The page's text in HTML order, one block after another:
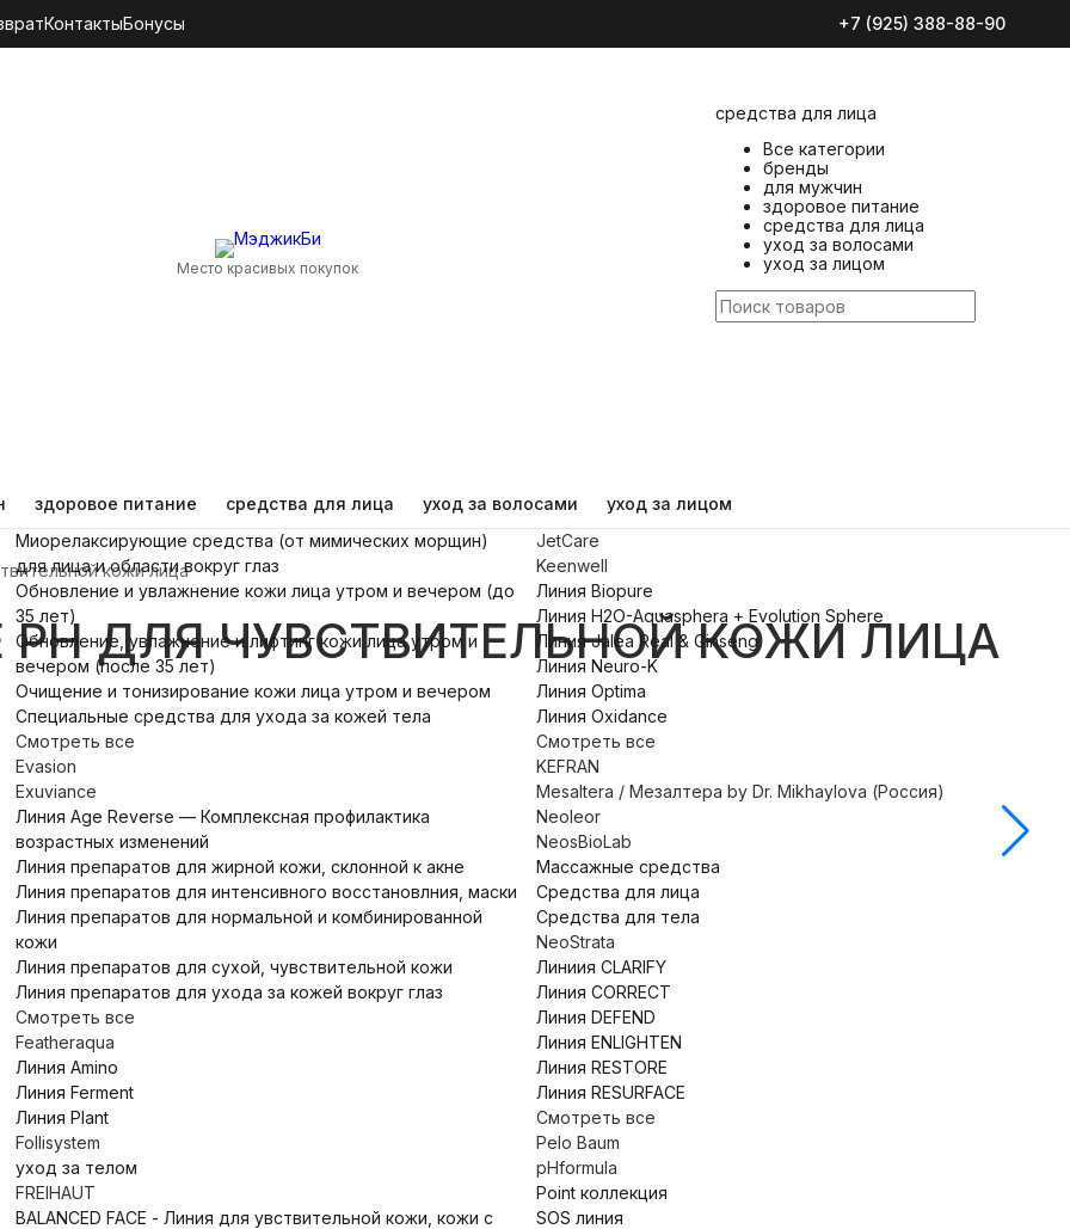
КонтактыБонусы +7 (925) 388-88-90
Место красивых покупок
средства для лица
Все категории
бренды
для мужчин
здоровое питание
средства для лица
уход за волосами
уход за лицом
здоровое питание средства для лица уход за волосами
уход за лицом
Миорелаксирующие средства (от мимических морщин)
для лица и области вокруг глаз
Обновление и увлажнение кожи лица утром и вечером (до
35 лет)
Обновление, увлажнение и лифтинг кожи лица утром и
вечером (после 35 лет)
Очищение и тонизирование кожи лица утром и вечером
Специальные средства для ухода за кожей тела
Смотреть все
Evasion
Exuviance
Линия Age Reverse — Комплексная профилактика
возрастных изменений
Линия препаратов для жирной кожи, склонной к акне
Линия препаратов для интенсивного восстановлния, маски
Линия препаратов для нормальной и комбинированной
кожи
Линия препаратов для сухой, чувствительной кожи
Линия препаратов для ухода за кожей вокруг глаз
Смотреть все
Featheraqua
Линия Amino
Линия Ferment
Линия Plant
Follisystem
уход за телом
FREIHAUT
BALANCED FACE - Линия для увствительной кожи, кожи с
JetCare
Keenwell
Линия Biopure
Линия H2O-Aquasphera + Evolution Sphere
Линия Jalea Real & Ginseng
Линия Neuro-K
Линия Optima
Линия Oxidance
Смотреть все
KEFRAN
Mesaltera / Мезалтера by Dr. Mikhaylova (Россия)
Neoleor
NeosBioLab
Массажные средства
Средства для лица
Средства для тела
NeoStrata
Линиия CLARIFY
Линия CORRECT
Линия DEFEND
Линия ENLIGHTEN
Линия RESTORE
Линия RESURFACE
Смотреть все
Pelo Baum
pHformula
Point коллекция
SOS линия
уход за волосами
кожи лица
ДЛЯ ЧУВСТВИТЕЛЬНОЙ КОЖИ ЛИЦА